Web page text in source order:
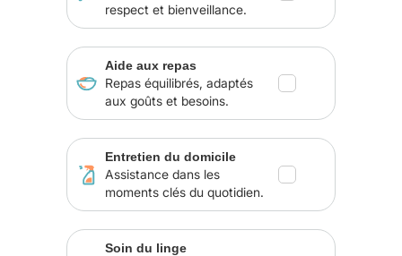
respect et bienveillance.
Aide aux repas
Repas équilibrés, adaptés
aux goûts et besoins.
Entretien du domicile
Assistance dans les
moments clés du quotidien.
Soin du linge